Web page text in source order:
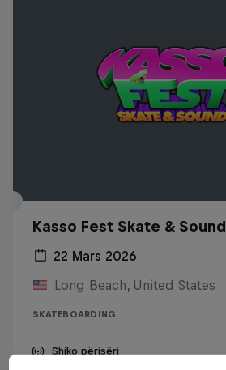
Kasso Fest Skate & Sound
22 Mars 2026
Long Beach, United States
SKATEBOARDING
Shiko përisëri